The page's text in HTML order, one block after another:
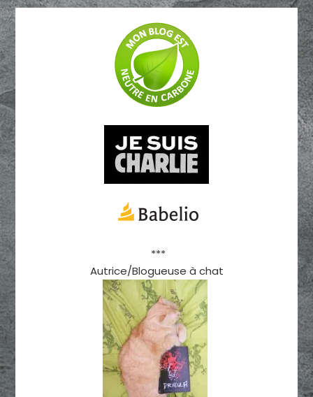
***
Autrice/Blogueuse à chat